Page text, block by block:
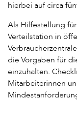
hierbei auf circa
Als Hilfestellung
Verteilstation in
die Vorgaben für
einzuhalten.
Mitarbeiterinnen